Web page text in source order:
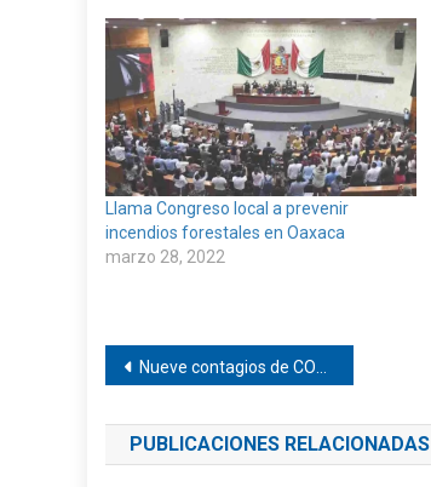
Llama Congreso local a prevenir
incendios forestales en Oaxaca
marzo 28, 2022
Navegación
de
entradas
Nueve contagios de COVID-19 en Pinotepa
PUBLICACIONES RELACIONADAS